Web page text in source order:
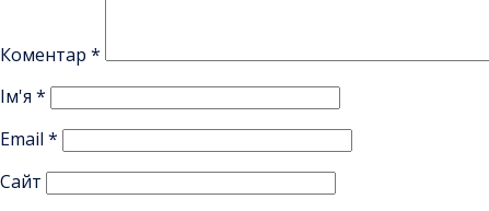
Коментар *
Ім'я *
Email *
Сайт